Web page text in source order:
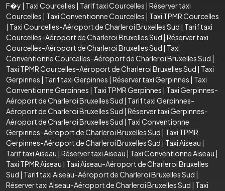
F�y | Taxi Courcelles | Tarif taxi Courcelles | Réserver taxi
Courcelles | Taxi Conventionne Courcelles | Taxi TPMR Courcelles
| Taxi Courcelles-Aéroport de Charleroi Bruxelles Sud | Tarif taxi
Courcelles-Aéroport de Charleroi Bruxelles Sud | Réserver taxi
Courcelles-Aéroport de Charleroi Bruxelles Sud | Taxi
Conventionne Courcelles-Aéroport de Charleroi Bruxelles Sud |
Taxi TPMR Courcelles-Aéroport de Charleroi Bruxelles Sud | Taxi
Gerpinnes | Tarif taxi Gerpinnes | Réserver taxi Gerpinnes | Taxi
Conventionne Gerpinnes | Taxi TPMR Gerpinnes | Taxi Gerpinnes-
Aéroport de Charleroi Bruxelles Sud | Tarif taxi Gerpinnes-
Aéroport de Charleroi Bruxelles Sud | Réserver taxi Gerpinnes-
Aéroport de Charleroi Bruxelles Sud | Taxi Conventionne
Gerpinnes-Aéroport de Charleroi Bruxelles Sud | Taxi TPMR
Gerpinnes-Aéroport de Charleroi Bruxelles Sud | Taxi Aiseau |
Tarif taxi Aiseau | Réserver taxi Aiseau | Taxi Conventionne Aiseau |
Taxi TPMR Aiseau | Taxi Aiseau-Aéroport de Charleroi Bruxelles
Sud | Tarif taxi Aiseau-Aéroport de Charleroi Bruxelles Sud |
Réserver taxi Aiseau-Aéroport de Charleroi Bruxelles Sud | Taxi